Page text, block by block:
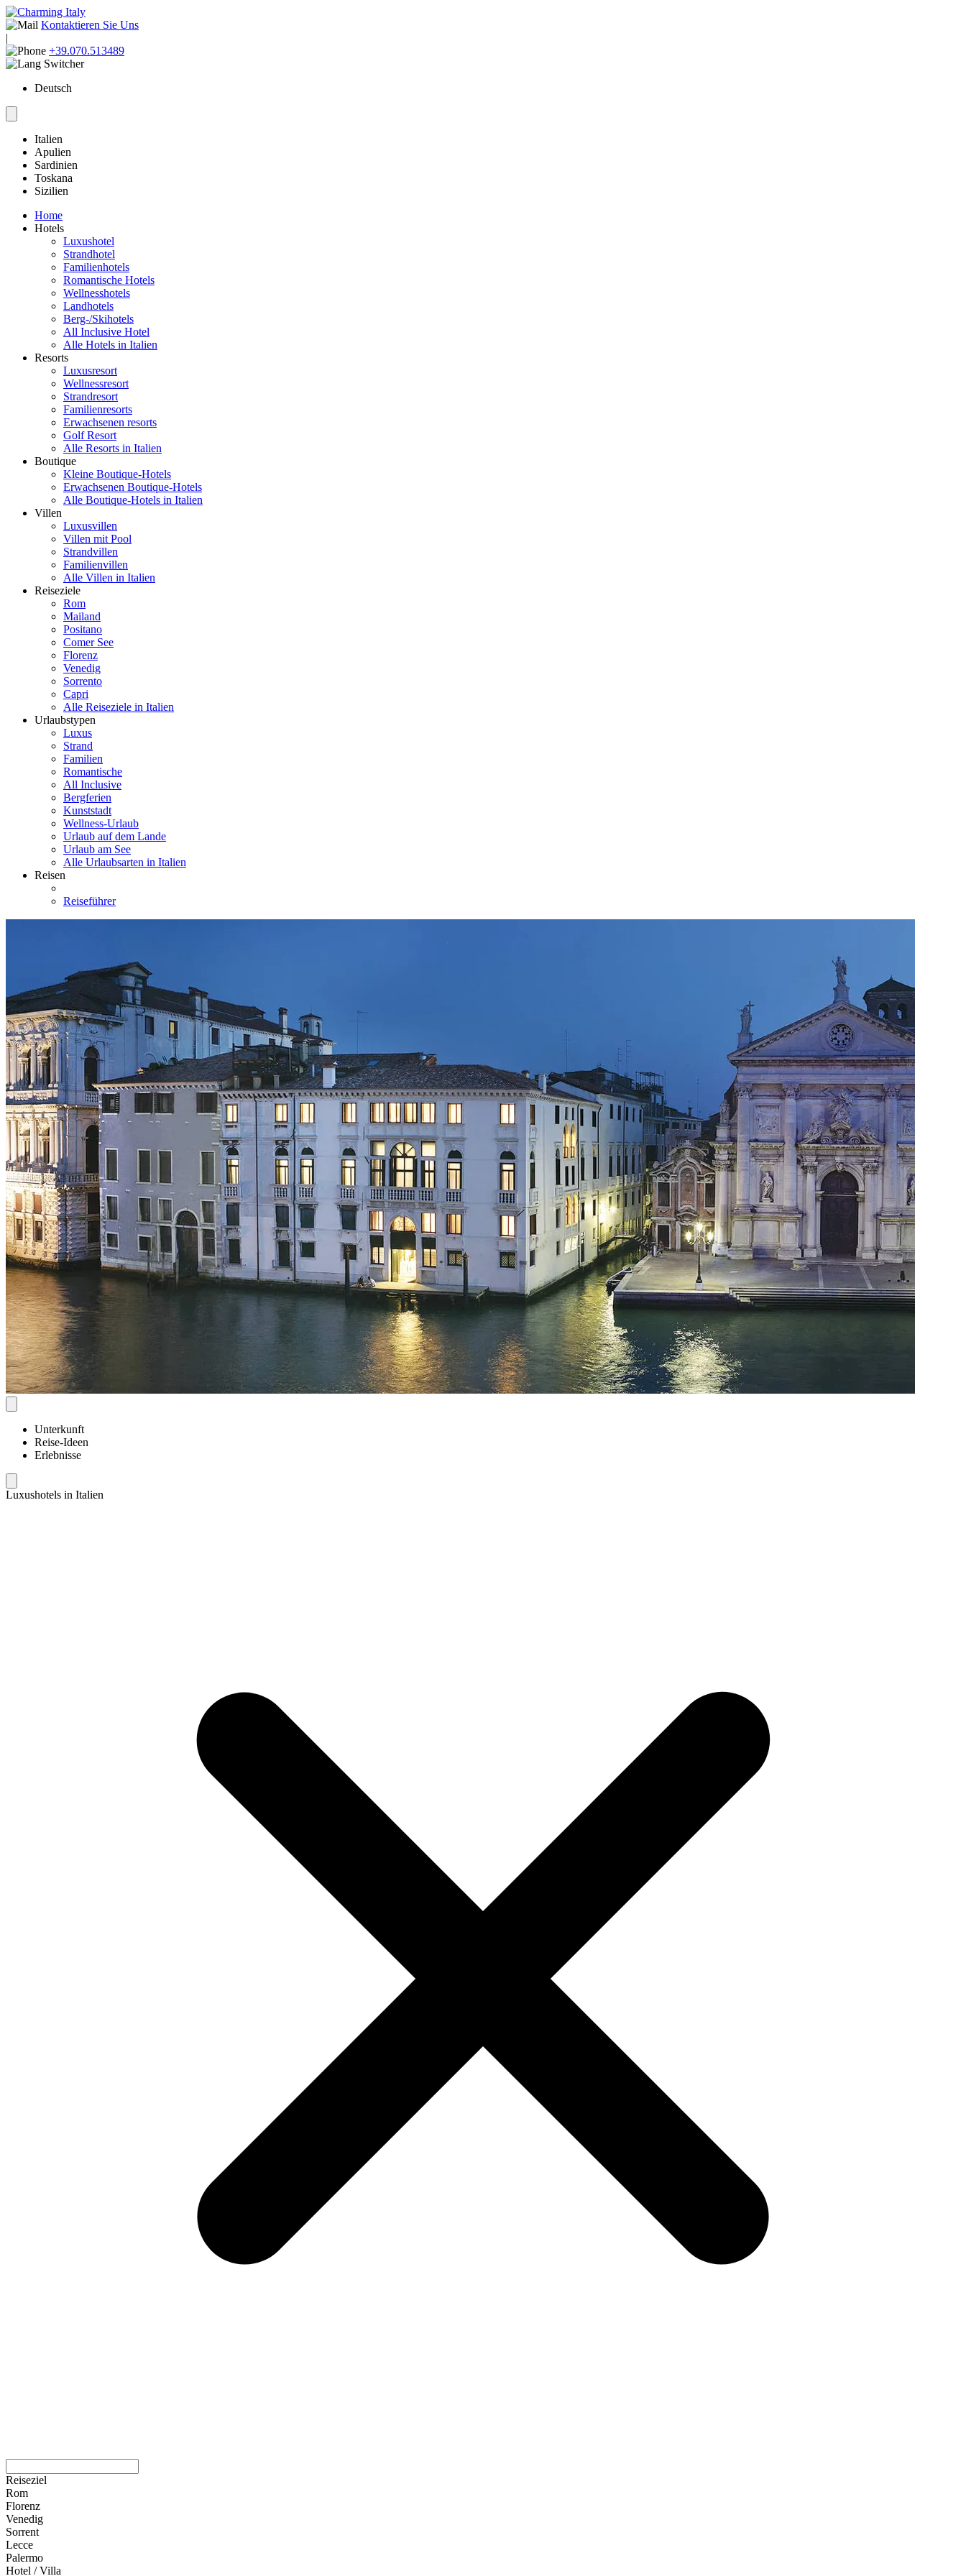
Kontaktieren Sie Uns
|
+39.070.513489
Deutsch
Italien
Apulien
Sardinien
Toskana
Sizilien
Home
Hotels
Luxushotel
Strandhotel
Familienhotels
Romantische Hotels
Wellnesshotels
Landhotels
Berg-/Skihotels
All Inclusive Hotel
Alle Hotels in Italien
Resorts
Luxusresort
Wellnessresort
Strandresort
Familienresorts
Erwachsenen resorts
Golf Resort
Alle Resorts in Italien
Boutique
Kleine Boutique-Hotels
Erwachsenen Boutique-Hotels
Alle Boutique-Hotels in Italien
Villen
Luxusvillen
Villen mit Pool
Strandvillen
Familienvillen
Alle Villen in Italien
Reiseziele
Rom
Mailand
Positano
Comer See
Florenz
Venedig
Sorrento
Capri
Alle Reiseziele in Italien
Urlaubstypen
Luxus
Strand
Familien
Romantische
All Inclusive
Bergferien
Kunststadt
Wellness-Urlaub
Urlaub auf dem Lande
Urlaub am See
Alle Urlaubsarten in Italien
Reisen
Reiseführer
Unterkunft
Reise-Ideen
Erlebnisse
Luxushotels in Italien
Reiseziel
Rom
Florenz
Venedig
Sorrent
Lecce
Palermo
Hotel / Villa